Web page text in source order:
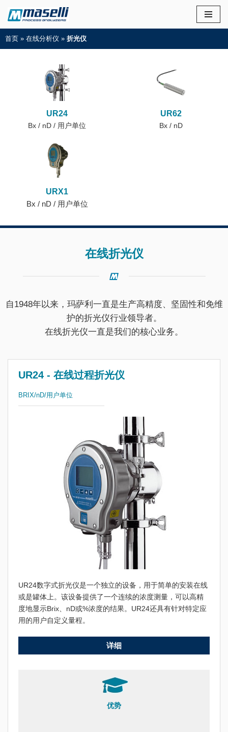
首页 » 在线分析仪 » 折光仪
UR24
Bx / nD / 用户单位
UR62
Bx / nD
URX1
Bx / nD / 用户单位
在线折光仪
自1948年以来，玛萨利一直是生产高精度、坚固性和免维
护的折光仪行业领导者。
在线折光仪一直是我们的核心业务。
UR24 - 在线过程折光仪
BRIX/nD/用户单位
UR24数字式折光仪是一个独立的设备，用于简单的安装在线
或是罐体上。该设备提供了一个连续的浓度测量，可以高精
度地显示Brix、nD或%浓度的结果。UR24还具有针对特定应
用的用户自定义量程。
详细
优势